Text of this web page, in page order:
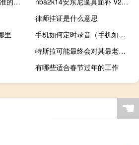
律师挂证是什么意思
里
手机如何定时录音（手机如何定位）
特斯拉可能最终会对其最老款的Model S和Model X进行更新
有哪些适合春节过年的工作
☚